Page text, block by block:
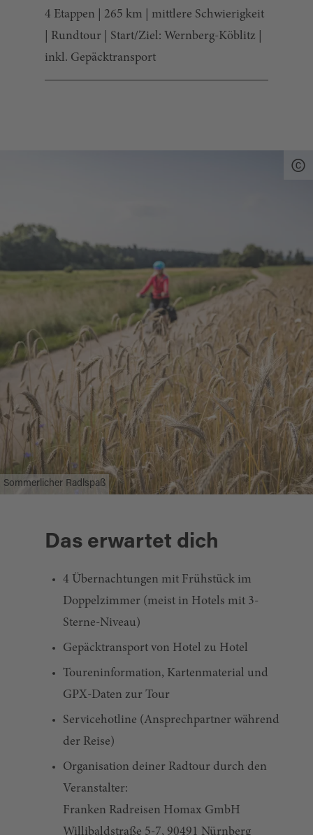
4 Etappen | 265 km | mittlere Schwierigkeit
| Rundtour | Start/Ziel: Wernberg-Köblitz |
inkl. Gepäcktransport
Sommerlicher Radlspaß
Das erwartet dich
4 Übernachtungen mit Frühstück im
Doppelzimmer (meist in Hotels mit 3-
Sterne-Niveau)
Gepäcktransport von Hotel zu Hotel
Toureninformation, Kartenmaterial und
GPX-Daten zur Tour
Servicehotline (Ansprechpartner während
der Reise)
Organisation deiner Radtour durch den
Veranstalter:
Franken Radreisen Homax GmbH